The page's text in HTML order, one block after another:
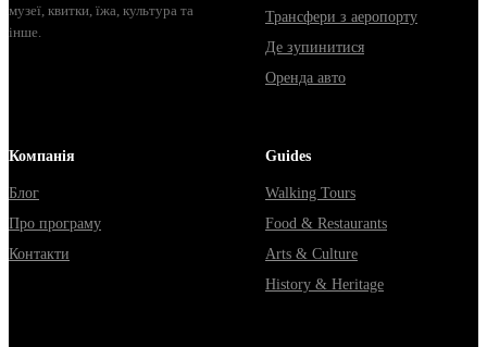
музеї, квитки, їжа, культура та
інше.
Трансфери з аеропорту
Де зупинитися
Оренда авто
Компанія
Блог
Про програму
Контакти
Guides
Walking Tours
Food & Restaurants
Arts & Culture
History & Heritage